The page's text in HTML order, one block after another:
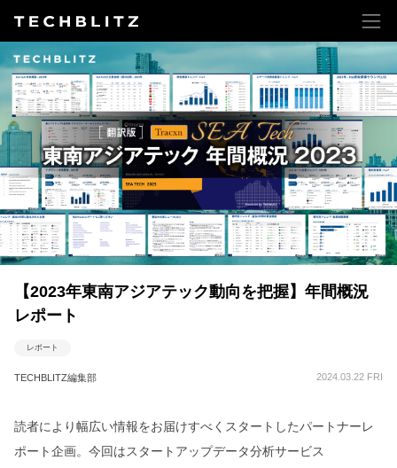
【2023年東南アジアテック動向を把握】年間概況
レポート
レポート
TECHBLITZ編集部 2024.03.22 FRI
読者により幅広い情報をお届けすべくスタートしたパートナーレ
ポート企画。今回はスタートアップデータ分析サービス